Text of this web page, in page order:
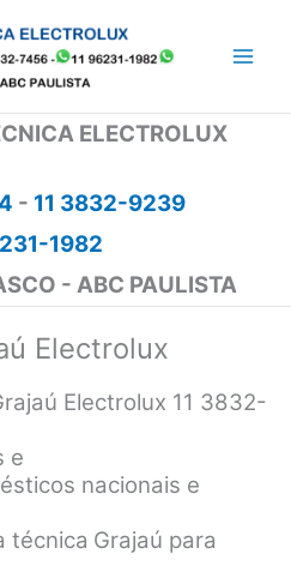
ELECTROLUX
- 11 3832-9239
1982
- ABC PAULISTA
Electrolux
Electrolux 11 3832-
e
nacionais e
técnica Grajaú para